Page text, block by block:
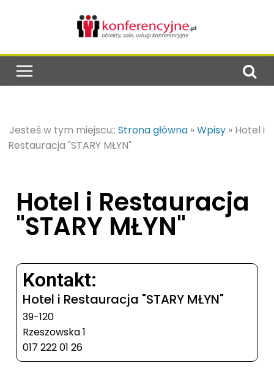
Jesteś w tym miejscu:: Strona główna »Wpisy » Hotel i
Restauracja "STARY MŁYN"
Hotel i Restauracja
"STARY MŁYN"
Kontakt:
Hotel i Restauracja "STARY MŁYN"
39-120
Rzeszowska 1
017 222 01 26